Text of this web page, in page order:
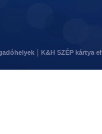
K&H SZÉP kártya